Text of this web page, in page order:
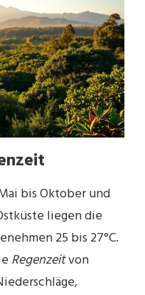
bis Oktober und
liegen die
25 bis 27°C.
Regenzeitvon